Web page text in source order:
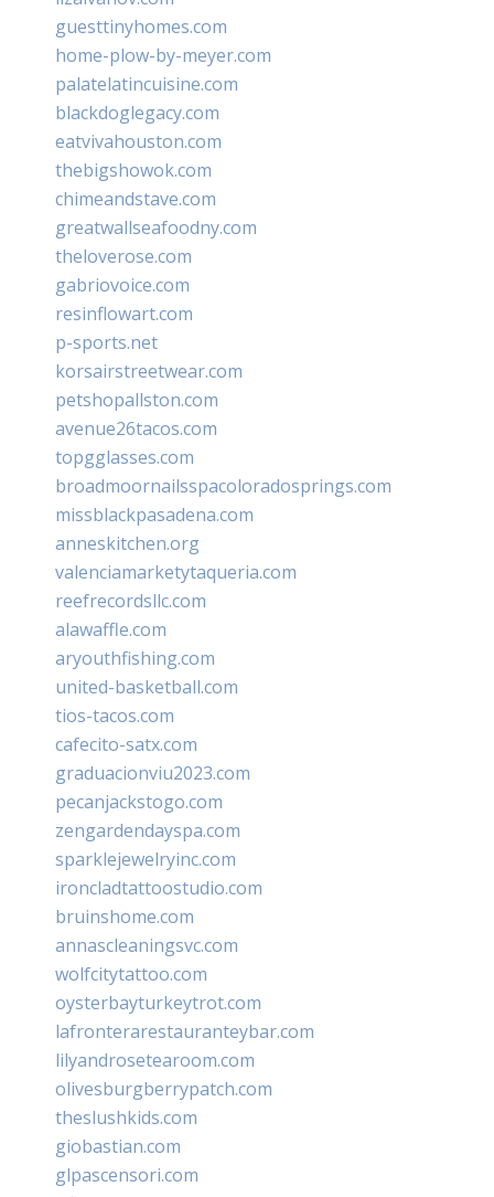
guesttinyhomes.com
home-plow-by-meyer.com
palatelatincuisine.com
blackdoglegacy.com
eatvivahouston.com
thebigshowok.com
chimeandstave.com
greatwallseafoodny.com
theloverose.com
gabriovoice.com
resinflowart.com
p-sports.net
korsairstreetwear.com
petshopallston.com
avenue26tacos.com
topgglasses.com
broadmoornailsspacoloradosprings.com
missblackpasadena.com
anneskitchen.org
valenciamarketytaqueria.com
reefrecordsllc.com
alawaffle.com
aryouthfishing.com
united-basketball.com
tios-tacos.com
cafecito-satx.com
graduacionviu2023.com
pecanjackstogo.com
zengardendayspa.com
sparklejewelryinc.com
ironcladtattoostudio.com
bruinshome.com
annascleaningsvc.com
wolfcitytattoo.com
oysterbayturkeytrot.com
lafronterarestauranteybar.com
lilyandrosetearoom.com
olivesburgberrypatch.com
theslushkids.com
giobastian.com
glpascensori.com